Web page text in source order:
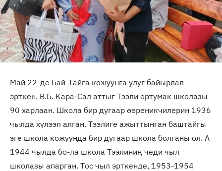
Май 22-де Бай-Тайга кожуунга улуг байырлал
эрткен. В.Б. Кара-Сал аттыг Тээли ортумак школазы
90 харлаан. Школа бир дугаар өөреникчилерин 1936
чылда хүлээп алган. Тээлиге ажыттынган баштайгы
эге школа кожуунда бир дугаар школа болганы ол. А
1944 чылда бо-ла школа Тээлиниң чеди чыл
школазы апарган. Тос чыл эрткенде, 1953-1954